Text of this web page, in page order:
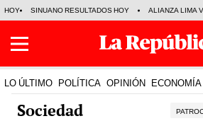
HOY SINUANO RESULTADOS HOY ALIANZA LIMA
LO ÚLTIMO POLÍTICA OPINIÓN ECONOMÍA
Sociedad